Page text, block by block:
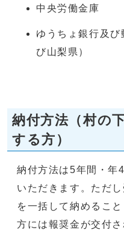
中央労働金庫
ゆうちょ銀行及び
び山梨県）
納付方法（村の
する方）
納付方法は5年間・年
いただきます。ただ
を一括して納めるこ
方には報奨金が交付さ